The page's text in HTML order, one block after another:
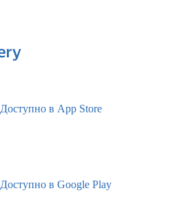
Доступно в App Store
Доступно в Google Play